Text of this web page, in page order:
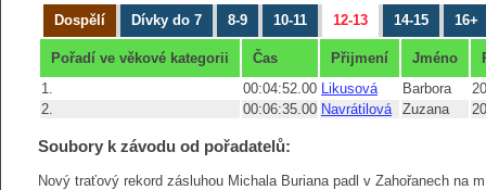
Dospělí Dívky do 7 8-9 10-11 12-13 14-15 16+
Pořadí ve věkové kategorii Čas Přijmení Jméno
1.
00:04:52.00 Likusová Barbora
2.
00:06:35.00 Navrátilová Zuzana
Soubory k závodu od pořadatelů:
Nový traťový rekord zásluhou Michala Buriana padl v Zahořanech